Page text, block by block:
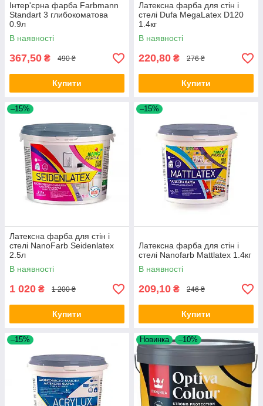
Інтер'єрна фарба Farbmann
Standart 3 глибокоматова
0.9л
В наявності
367,50 ₴ 490 ₴
Купити
Латексна фарба для стін і
стелі Dufa MegaLatex D120
1.4кг
В наявності
220,80 ₴ 276 ₴
Купити
–15%
Латексна фарба для стін і
стелі NanoFarb Seidenlatex
2.5л
В наявності
1 020 ₴ 1 200 ₴
Купити
–15%
Латексна фарба для стін і
стелі Nanofarb Mattlatex 1.4кг
В наявності
209,10 ₴ 246 ₴
Купити
–15% Новинка –10%